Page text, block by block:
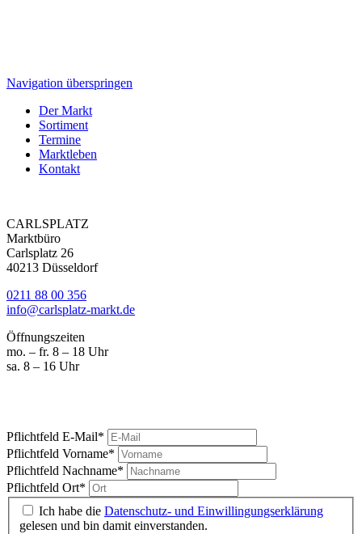
Navigation überspringen
Der Markt
Sortiment
Termine
Marktleben
Kontakt
CARLSPLATZ
Marktbüro
Carlsplatz 26
40213 Düsseldorf
0211 88 00 356
info@carlsplatz-markt.de
Öffnungszeiten
mo. – fr. 8 – 18 Uhr
sa. 8 – 16 Uhr
Pflichtfeld E-Mail*
Pflichtfeld Vorname*
Pflichtfeld Nachname*
Pflichtfeld Ort*
Ich habe die Datenschutz- und Einwillingungserklärung
gelesen und bin damit einverstanden.